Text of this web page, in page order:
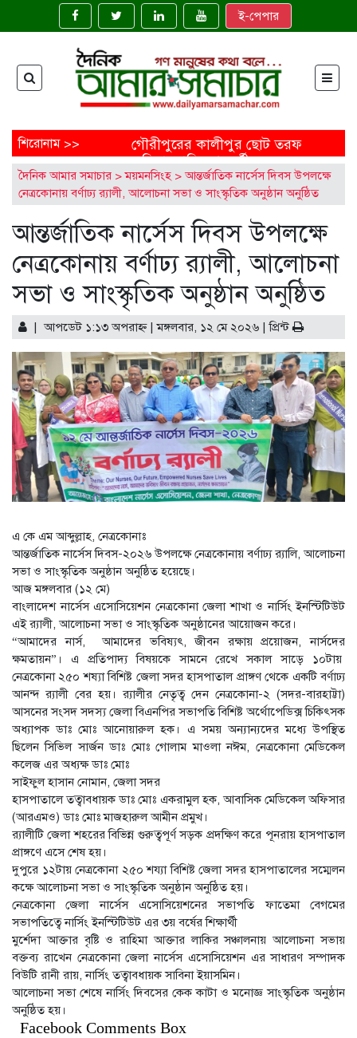
ই-পেপার
শিরোনাম >>
গৌরীপুরের কালীপুর ছোট তরফ
জমিদারবাড়ির শতবর্ষী
নাগলিঙ্গম গাছ: ইতিহাসের নীরব
সাক্ষী
মৎস্য সপ্তাহ উদ্বোধন
‘মাছে-ভাতে বাঙালি’: বিশ্বে
বাংলাদেশের নতুন জয়গান
এক নির্মাণাধীন ভবনেই আটকে
আছে নোবিপ্রবির উন্নয়ন
ফেনীতে অপ্রাপ্তবয়স্ক মেয়ের
বিয়ের আয়োজন, বাবাকে
শাড়ি পরে এলে ফুলমার্ক পাবে’,
খুবির সেই শিক্ষকের আরেক
কাণ্ড
কিস্তি সুরক্ষা কার্ডধারী ৮
শতাধিক পরিবারকে সহায়তা
ওয়ালটন প্লাজার
তিন উপদেষ্টার সঙ্গে জামায়াতের
সেক্রেটারির সাক্ষাৎ
বাগানে পড়েছিল নারীর
পু‌লি‌শে বরখাস্ত চলমান প্রক্রিয়া:
স্বরাষ্ট্র উপদেষ্টা
দৈনিক আমার সমাচার >ময়মনসিংহ >আন্তর্জাতিক নার্সেস দিবস উপলক্ষে
নেত্রকোনায় বর্ণাঢ্য র‍্যালী, আলোচনা সভা ও সাংস্কৃতিক অনুষ্ঠান অনুষ্ঠিত
আন্তর্জাতিক নার্সেস দিবস উপলক্ষে
নেত্রকোনায় বর্ণাঢ্য র‍্যালী, আলোচনা
সভা ও সাংস্কৃতিক অনুষ্ঠান অনুষ্ঠিত
| আপডেট ১:১৩ অপরাহ্ণ | মঙ্গলবার, ১২ মে ২০২৬ |প্রিন্ট
এ কে এম আব্দুল্লাহ, নেত্রকোনাঃ
আন্তর্জাতিক নার্সেস দিবস-২০২৬ উপলক্ষে নেত্রকোনায় বর্ণাঢ্য র‌্যালি, আলোচনা
সভা ও সাংস্কৃতিক অনুষ্ঠান অনুষ্ঠিত হয়েছে।
আজ মঙ্গলবার (১২ মে)
বাংলাদেশ নার্সেস এসোসিয়েশন নেত্রকোনা জেলা শাখা ও নার্সিং ইনস্টিটিউট
এই র‍্যালী, আলোচনা সভা ও সাংস্কৃতিক অনুষ্ঠানের আয়োজন করে।
“আমাদের নার্স, আমাদের ভবিষ্যৎ, জীবন রক্ষায় প্রয়োজন, নার্সদের
ক্ষমতায়ন”। এ প্রতিপাদ্য বিষয়কে সামনে রেখে সকাল সাড়ে ১০টায়
নেত্রকোনা ২৫০ শষ্যা বিশিষ্ট জেলা সদর হাসপাতাল প্রাঙ্গণ থেকে একটি বর্ণাঢ্য
আনন্দ র‍্যালী বের হয়। র‍্যালীর নেতৃত্ব দেন নেত্রকোনা-২ (সদর-বারহাট্টা)
আসনের সংসদ সদস্য জেলা বিএনপির সভাপতি বিশিষ্ট অর্থোপেডিক্স চিকিৎসক
অধ্যাপক ডাঃ মোঃ আনোয়ারুল হক। এ সময় অন্যান্যদের মধ্যে উপস্থিত
ছিলেন সিভিল সার্জন ডাঃ মোঃ গোলাম মাওলা নঈম, নেত্রকোনা মেডিকেল
কলেজ এর অধ্যক্ষ ডাঃ মোঃ
সাইফুল হাসান নোমান, জেলা সদর
হাসপাতালে তত্বাবধায়ক ডাঃ মোঃ একরামুল হক, আবাসিক মেডিকেল অফিসার
(আরএমও) ডাঃ মোঃ মাজহারুল আমীন প্রমুখ।
র‍্যালীটি জেলা শহরের বিভিন্ন গুরুত্বপূর্ণ সড়ক প্রদক্ষিণ করে পূনরায় হাসপাতাল
প্রাঙ্গণে এসে শেষ হয়।
দুপুরে ১২টায় নেত্রকোনা ২৫০ শয্যা বিশিষ্ট জেলা সদর হাসপাতালের সম্মেলন
কক্ষে আলোচনা সভা ও সাংস্কৃতিক অনুষ্ঠান অনুষ্ঠিত হয়।
নেত্রকোনা জেলা নার্সেস এসোসিয়েশনের সভাপতি ফাতেমা বেগমের
সভাপতিত্বে নার্সিং ইনস্টিটিউট এর ৩য় বর্ষের শিক্ষার্থী
মুর্শেদা আক্তার বৃষ্টি ও রাহিমা আক্তার লাকির সঞ্চালনায় আলোচনা সভায়
বক্তব্য রাখেন নেত্রকোনা জেলা নার্সেস এসোসিয়েশন এর সাধারণ সম্পাদক
বিউটি রানী রায়, নার্সিং তত্বাবধায়ক সাবিনা ইয়াসমিন।
আলোচনা সভা শেষে নার্সিং দিবসের কেক কাটা ও মনোজ্ঞ সাংস্কৃতিক অনুষ্ঠান
অনুষ্ঠিত হয়।
Facebook Comments Box